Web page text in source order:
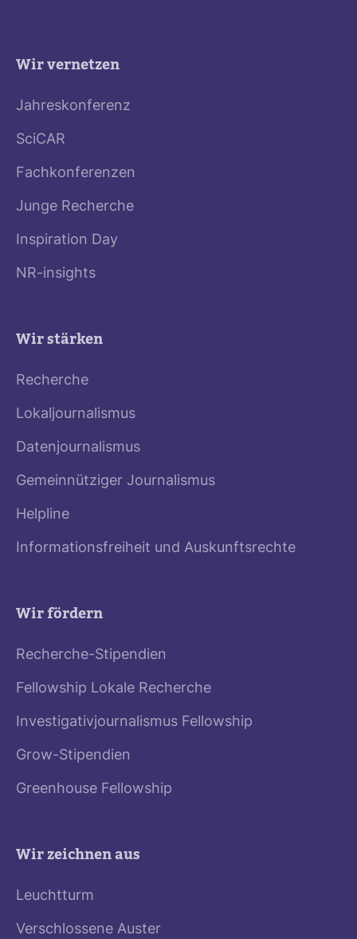
Wir vernetzen
Jahreskonferenz
SciCAR
Fachkonferenzen
Junge Recherche
Inspiration Day
NR-insights
Wir stärken
Recherche
Lokaljournalismus
Datenjournalismus
Gemeinnütziger Journalismus
Helpline
Informationsfreiheit und Auskunftsrechte
Wir fördern
Recherche-Stipendien
Fellowship Lokale Recherche
Investigativjournalismus Fellowship
Grow-Stipendien
Greenhouse Fellowship
Wir zeichnen aus
Leuchtturm
Verschlossene Auster